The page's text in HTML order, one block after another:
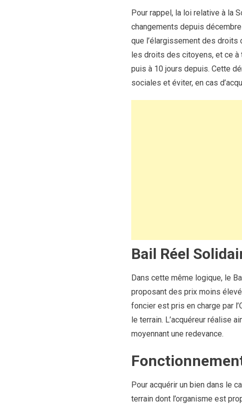
Pour rappel, la loi relative à la
changements depuis
que l’élargissement des
les droits des citoyens, et ce
puis à 10 jours depuis. Cette
sociales et éviter, en cas
Bail Réel
Dans cette même logique, le
proposant des prix moins
foncier est pris en charge par
le terrain. L’acquéreur réalise
moyennant une redevance.
Pour acquérir un bien dans le
terrain dont l’organisme est